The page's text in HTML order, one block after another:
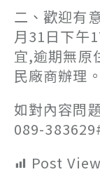
二、歡迎有
月31日下午
宜,逾期無原
民廠商辦理。
如對內容問
089-
Post